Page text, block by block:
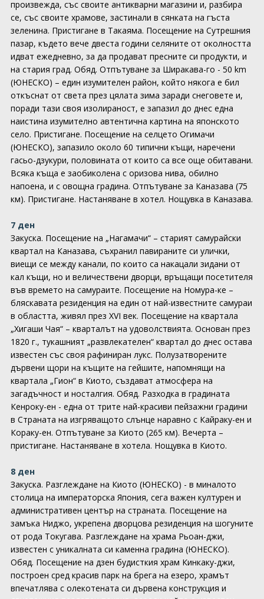
произвежда, със своите антикварни магазини и, разбира
се, със своите храмове, застинали в сянката на гъста
зеленина. Пристигане в Такаяма. Посещение на Сутрешния
пазар, където вече двеста години селяните от околността
идват ежедневно, за да продават пресните си продукти, и
на стария град. Обяд. Отпътуване за Ширакава-го - 50 km
(ЮНЕСКО) – един изумителен район, който някога е бил
откъснат от света през цялата зима заради снеговете и,
поради тази своя изолираност, е запазил до днес една
наистина изумително автентична картина на японското
село. Пристигане. Посещение на селцето Огимачи
(ЮНЕСКО), запазило около 60 типични къщи, наречени
гасьо-дзукури, половината от които са все още обитавани.
Всяка къща е заобиколена с оризова нива, обилно
напоена, и с овощна градина. Отпътуване за Каназава (75
км). Пристигане. Настаняване в хотел. Нощувка в Каназава.
7 ден
Закуска. Посещение на „Нагамачи“ – старият самурайски
квартал на Каназава, съхранил павираните си улички,
виещи се между канали, по които са накацали зидани от
кал къщи, но и величествени дворци, връщащи посетителя
във времето на самураите. Посещение на Номура-ке –
бляскавата резиденция на един от най-известните самураи
в областта, живял през XVI век. Посещение на квартала
„Хигаши Чая“ – кварталът на удоволствията. Основан през
1820 г., тукашният „развлекателен“ квартал до днес остава
известен със своя рафиниран лукс. Полузатворените
дървени щори на къщите на гейшите, напомнящи на
квартала „Гион“ в Киото, създават атмосфера на
загадъчност и носталгия. Обяд. Разходка в градината
Кенроку-ен - една от трите най-красиви пейзажни градини
в Страната на изгряващото слънце наравно с Кайраку-ен и
Кораку-ен. Отпътуване за Киото (265 км). Вечерта –
пристигане. Настаняване в хотела. Нощувка в Киото.
8 ден
Закуска. Разглеждане на Киото (ЮНЕСКО) - в миналото
столица на императорска Япония, сега важен културен и
административен център на страната. Посещение на
замъка Ниджо, укрепена дворцова резиденция на шогуните
от рода Токугава. Разглеждане на храма Рьоан-джи,
известен с уникалната си каменна градина (ЮНЕСКО).
Обяд. Посещение на дзен будисткия храм Кинкаку-джи,
построен сред красив парк на брега на езеро, храмът
впечатлява с олекотената си дървена конструкция и